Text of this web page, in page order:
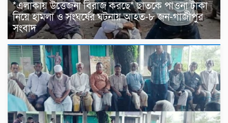
*এলাকায় উত্তেজনা বিরাজ করছে* ছাতকে পাওনা টাকা
নিয়ে হামলা ও সংঘর্ষের ঘটনায় আহত-৮ জন-গাজীপুর
সংবাদ